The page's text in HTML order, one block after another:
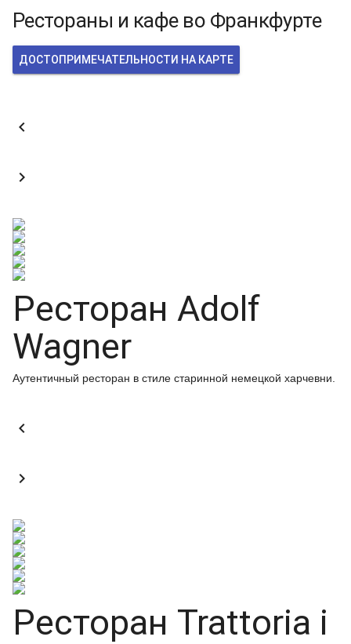
Рестораны и кафе во Франкфурте
ДОСТОПРИМЕЧАТЕЛЬНОСТИ НА КАРТЕ


Ресторан Adolf
Wagner
Аутентичный ресторан в стиле старинной немецкой харчевни.


Ресторан Trattoria i